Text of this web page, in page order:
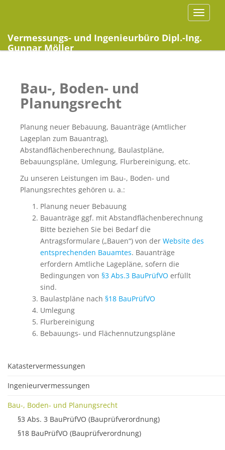
t
Vermessungs- und Ingenieurbüro Dipl.-Ing.
Gunnar Möller
Bau-, Boden- und
Planungsrecht
Planung neuer Bebauung, Bauanträge (Amtlicher
Lageplan zum Bauantrag),
Abstandflächenberechnung, Baulastpläne,
Bebauungspläne, Umlegung, Flurbereinigung, etc.
Zu unseren Leistungen im Bau-, Boden- und
Planungsrechtes gehören u. a.:
Planung neuer Bebauung
Bauanträge ggf. mit Abstandflächenberechnung
Bitte beziehen Sie bei Bedarf die
Antragsformulare („Bauen“) von der Website des
entsprechenden Bauamtes. Bauanträge
erfordern Amtliche Lagepläne, sofern die
Bedingungen von §3 Abs.3 BauPrüfVO erfüllt
sind.
Baulastpläne nach §18 BauPrüfVO
Umlegung
Flurbereinigung
Bebauungs- und Flächennutzungspläne
Katastervermessungen
Ingenieurvermessungen
Bau-, Boden- und Planungsrecht
§3 Abs. 3 BauPrüfVO (Bauprüfverordnung)
§18 BauPrüfVO (Bauprüfverordnung)